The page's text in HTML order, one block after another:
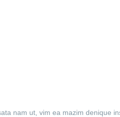
nam ut, vim ea mazim denique